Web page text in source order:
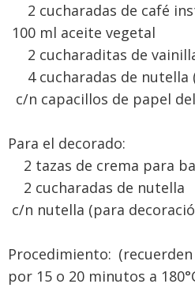
2 cucharadas de café
100 ml aceite vegetal
2 cucharaditas de
4 cucharadas de nutella
c/n capacillos de papel
Para el decorado:
2 tazas de crema para
2 cucharadas de nutella
c/n nutella (para
Procedimiento:
por 15 o 20 minutos a